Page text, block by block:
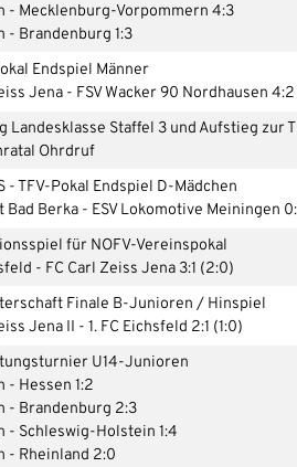
- Mecklenburg-Vorpommern 4:3
- Brandenburg 1:3
Endspiel Männer
Jena - FSV Wacker 90 Nordhausen 4:2
Landesklasse Staffel 3 und Aufstieg zur
Ohrdruf
- TFV-Pokal Endspiel D-Mädchen
Bad Berka - ESV Lokomotive Meiningen
für NOFV-Vereinspokal
- FC Carl Zeiss Jena 3:1 (2:0)
Finale B-Junioren / Hinspiel
Jena II - 1. FC Eichsfeld 2:1 (1:0)
U14-Junioren
- Hessen 1:2
- Brandenburg 2:3
- Schleswig-Holstein 1:4
- Rheinland 2:0